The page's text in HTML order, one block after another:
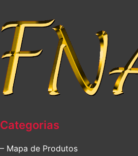
Categorias
– Mapa de Produtos